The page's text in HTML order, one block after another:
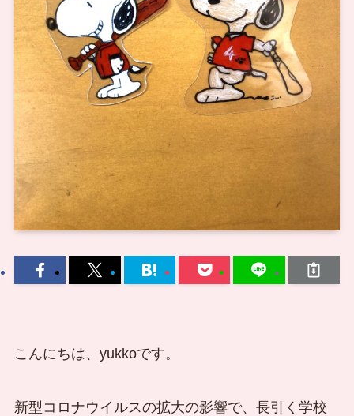
こんにちは、yukkoです。
新型コロナウイルスの拡大の影響で、長引く学校